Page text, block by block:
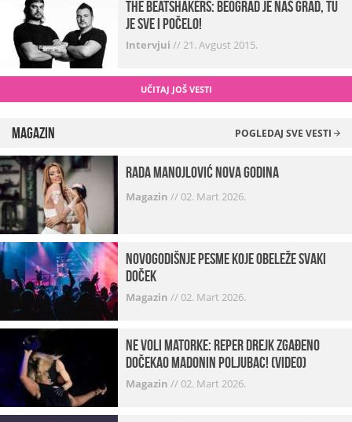
The Beatshakers: Beograd je naš grad, tu
je sve i počelo!
Intervjui //21. Avgust 2015.
UČITAJ JOŠ VESTI
Magazin POGLEDAJ SVE VESTI
Rada Manojlović Nova godina
Magazin //02. Mart 2026.
Novogodišnje pesme koje obeleže svaki
Doček
Magazin //02. Mart 2026.
Ne voli matorke: Reper Drejk zgađeno
dočekao Madonin poljubac! (VIDEO)
Magazin //02. Mart 2026.